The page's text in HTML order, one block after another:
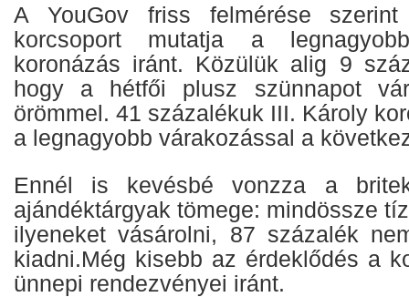
A YouGov friss felmérése
korcsoport mutatja a
koronázás iránt. Közülük alig 9
hogy a hétfői plusz szünnapot
örömmel. 41 százalékuk III. Károly
a legnagyobb várakozással a
Ennél is kevésbé vonzza a
ajándéktárgyak tömege: mindössze
ilyeneket vásárolni, 87 százalék
kiadni.Még kisebb az érdeklődés a
ünnepi rendezvényei iránt.